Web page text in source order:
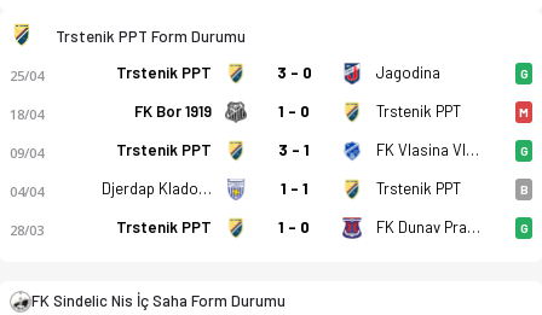
Trstenik PPT Form Durumu
25/04 Trstenik PPT 3 - 0 Jagodina G
18/04 FK Bor 1919 1 - 0 Trstenik PPT M
09/04 Trstenik PPT 3 - 1 FK Vlasina Vlasotince G
04/04 Djerdap Kladovo 1 - 1 Trstenik PPT B
28/03 Trstenik PPT 1 - 0 FK Dunav Prahovo G
FK Sindelic Nis İç Saha Form Durumu